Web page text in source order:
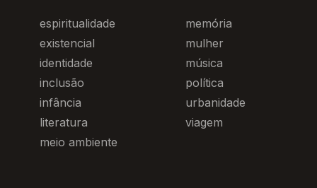
espiritualidade
existencial
identidade
inclusão
infância
literatura
meio ambiente
memória
mulher
música
política
urbanidade
viagem